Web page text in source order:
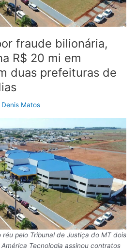
fraude bilionária,
R$ 20 mi em
duas prefeituras de
Denis Matos
pelo Tribunal de Justiça do MT dois
Tecnologia assinou contratos